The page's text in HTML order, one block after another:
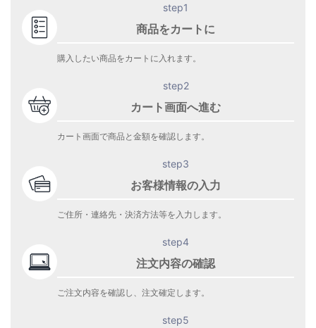
step1
商品をカートに
購入したい商品をカートに入れます。
step2
カート画面へ進む
カート画面で商品と金額を確認します。
step3
お客様情報の入力
ご住所・連絡先・決済方法等を入力します。
step4
注文内容の確認
ご注文内容を確認し、注文確定します。
step5